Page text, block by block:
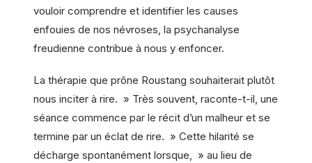
vouloir comprendre et identifier les causes
enfouies de nos névroses, la psychanalyse
freudienne contribue à nous y enfoncer.
La thérapie que prône Roustang souhaiterait plutôt
nous inciter à rire. » Très souvent, raconte-t-il, une
séance commence par le récit d’un malheur et se
termine par un éclat de rire. » Cette hilarité se
décharge spontanément lorsque, » au lieu de